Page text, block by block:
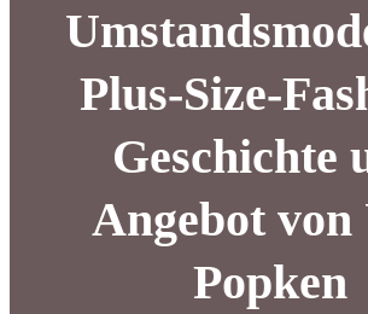
Plus-Size-
Geschichte
Angebot von
Popken